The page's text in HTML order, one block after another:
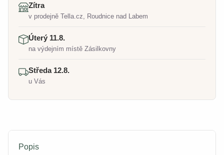
Zítra
v prodejně Tella.cz, Roudnice nad Labem
Úterý 11.8.
na výdejním místě Zásilkovny
Středa 12.8.
u Vás
Popis